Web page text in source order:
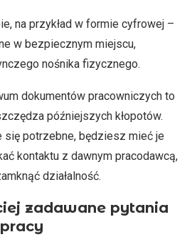
na przykład w formie cyfrowej –
w bezpiecznym miejscu,
nośnika fizycznego.
dokumentów pracowniczych to
późniejszych kłopotów.
się potrzebne, będziesz mieć je
kontaktu z dawnym pracodawcą,
działalność.
zadawane pytania